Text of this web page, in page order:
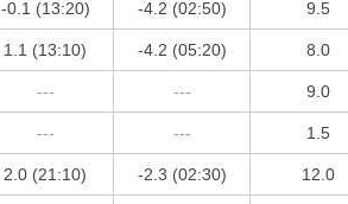
-0.1 (13:20) -4.2 (02:50) 9.5
1.1 (13:10) -4.2 (05:20) 8.0
--- --- 9.0
--- --- 1.5
2.0 (21:10) -2.3 (02:30) 12.0